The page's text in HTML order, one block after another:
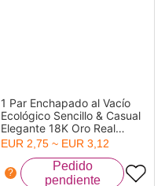
1 Par Enchapado al Vacío
Ecológico Sencillo & Casual
Elegante 18K Oro Real
Chapado 304 Acero
Inoxidable Panícula Borla
Pendientes Para Mujeres
Fiesta 8.2cm
EUR 2,75 ~ EUR 3,12
?